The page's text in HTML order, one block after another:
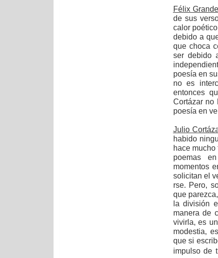
Félix
de sus
calor
debido a
que choca
ser debido
poesía en
no es
entonces
Cortázar
poesía en
Julio
habido
hace
poemas
momentos
solicitan el
rse. Pero,
que
la división
manera de
vivirla, es
modestia,
que si
impulso de